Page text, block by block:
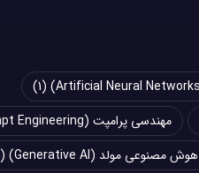
(1)
مهندسی پرامپت (Prompt Engineering)
هوش مصنوعی مولد (Generative AI) (5)